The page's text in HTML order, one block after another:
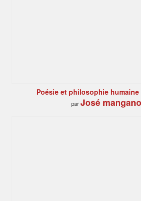
Poésie et philosophie humaine
parJosé mangano